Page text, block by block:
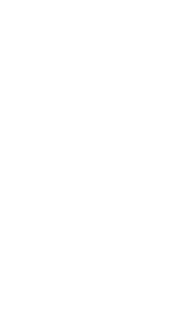
dem die
nicht mehr
ein
ihr
zu gestalten,
Instagram
gezaubert